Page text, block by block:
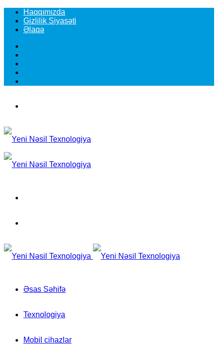
Haqqımızda
Gizlilik Siyasəti
Əlaqə
Əsas Səhifə
Texnologiya
Mobil cihazlar